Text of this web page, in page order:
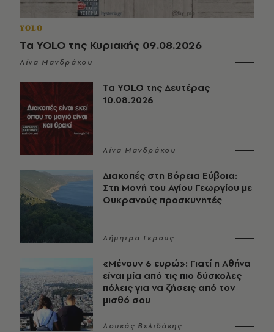
YOLO
Τα YOLO της Κυριακής 09.08.2026
Λίνα Μανδράκου
Τα YOLO της Δευτέρας
10.08.2026
Λίνα Μανδράκου
Διακοπές στη Βόρεια Εύβοια:
Στη Μονή του Αγίου Γεωργίου με
Ουκρανούς προσκυνητές
Δήμητρα Γκρους
«Μένουν 6 ευρώ»: Γιατί η Αθήνα
είναι μία από τις πιο δύσκολες
πόλεις για να ζήσεις από τον
μισθό σου
Λουκάς Βελιδάκης